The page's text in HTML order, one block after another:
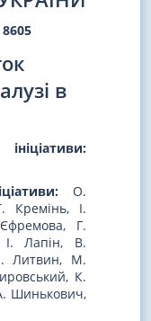
в
О.
Кремінь, І.
Г.
Лапін, В.
Литвин, М.
К.
Шинькович,